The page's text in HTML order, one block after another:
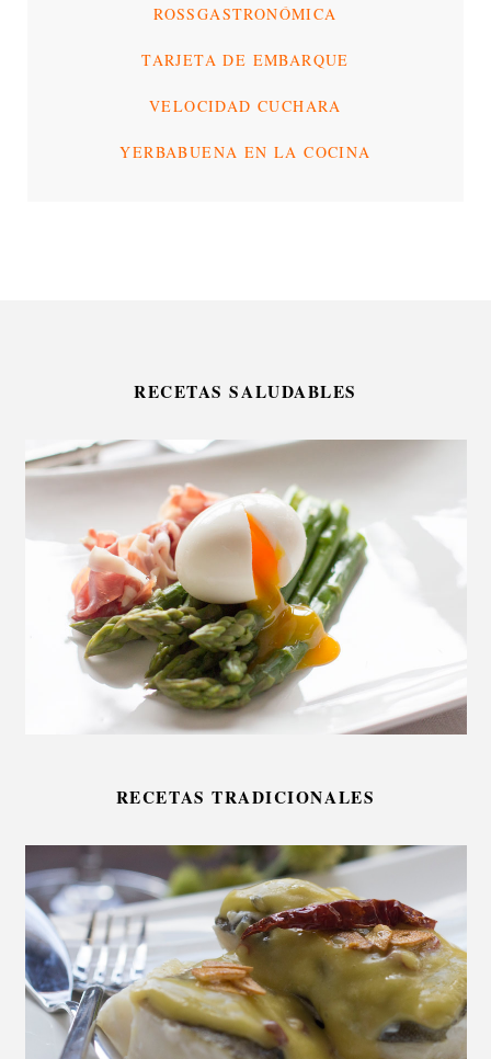
ROSSGASTRONÓMICA
TARJETA DE EMBARQUE
VELOCIDAD CUCHARA
YERBABUENA EN LA COCINA
RECETAS SALUDABLES
RECETAS TRADICIONALES